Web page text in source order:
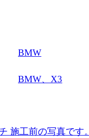
BMW
BMW、X3
施工前の写真です。